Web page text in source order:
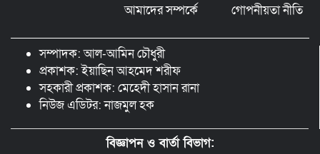
ফয়জুন্নেসা চৌধুরানী স্বর্ণপদক’ পেলেন কবি
এম. আব্দুল কাইয়ুম
আমাদের সম্পর্কে গোপনীয়তা নীতি
সম্পাদক: আল-আমিন চৌধুরী
প্রকাশক: ইয়াছিন আহমেদ শরীফ
সহকারী প্রকাশক: মেহেদী হাসান রানা
নিউজ এডিটর: নাজমুল হক
বিজ্ঞাপন ও বার্তা বিভাগ: